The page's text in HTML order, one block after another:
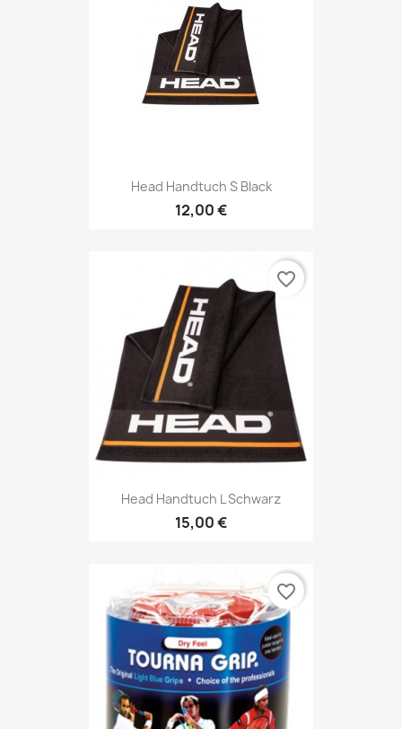
Head Handtuch S Black
12,00 €
Head Handtuch L Schwarz
15,00 €
favorite_border
favorite_border